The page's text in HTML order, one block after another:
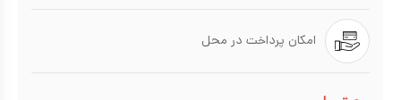
امکان پرداخت در محل